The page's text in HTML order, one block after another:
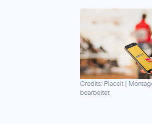
Credits: Placeit |
bearbeitet